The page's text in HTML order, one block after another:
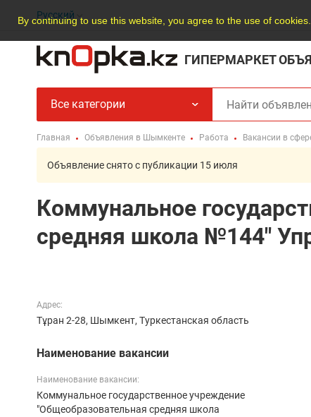
By continuing to use this website, you agree to the use of cookies.
Русский
ГИПЕРМАРКЕТ
Все категории
Главная Объявления в Шымкенте Работа Вакансии в
Объявление снято с публикации 15 июля
Коммунальное
средняя школа №144"
Адрес:
Тұран 2-28, Шымкент, Туркестанская область
Наименование вакансии
Наименование вакансии:
Коммунальное государственное учреждение
"Общеобразовательная средняя школа